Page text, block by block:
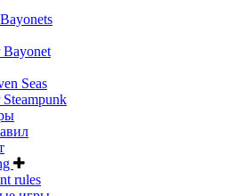
Seas
rules